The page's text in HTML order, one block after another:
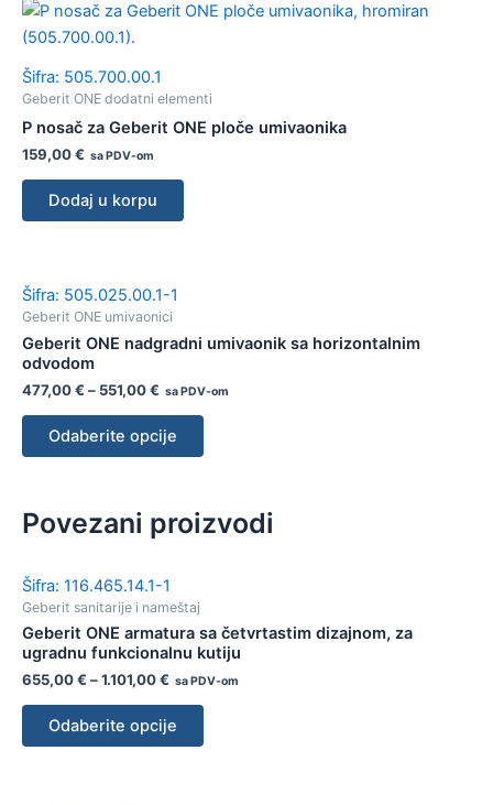
Šifra: 505.700.00.1
Geberit ONE dodatni elementi
P nosač za Geberit ONE ploče umivaonika
159,00€ sa PDV-om
Dodaj u korpu
Šifra: 505.025.00.1-1
Geberit ONE umivaonici
Geberit ONE nadgradni umivaonik sa horizontalnim
odvodom
477,00€ – 551,00€ sa PDV-om
Odaberite opcije
Povezani proizvodi
Šifra: 116.465.14.1-1
Geberit sanitarije i nameštaj
Geberit ONE armatura sa četvrtastim dizajnom, za
ugradnu funkcionalnu kutiju
655,00€ –1.101,00€ sa PDV-om
Odaberite opcije